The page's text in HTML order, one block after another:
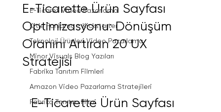
E-Ticaret Video Pazarlama
Kitle Fonlama - Kickstarter
Teknoloji Ürünleri Video Pazarlama
Minor Visuals Blog Yazıları
Fabrika Tanıtım Filmleri
Amazon Video Pazarlama Stratejileri
Fabrika Tanıtım Filmi
E-Ticarette Ürün Sayfası
Optimizasyonu: Dönüşüm
Oranını Artıran 20 UX
Stratejisi
E-Ticarette Ürün Sayfası